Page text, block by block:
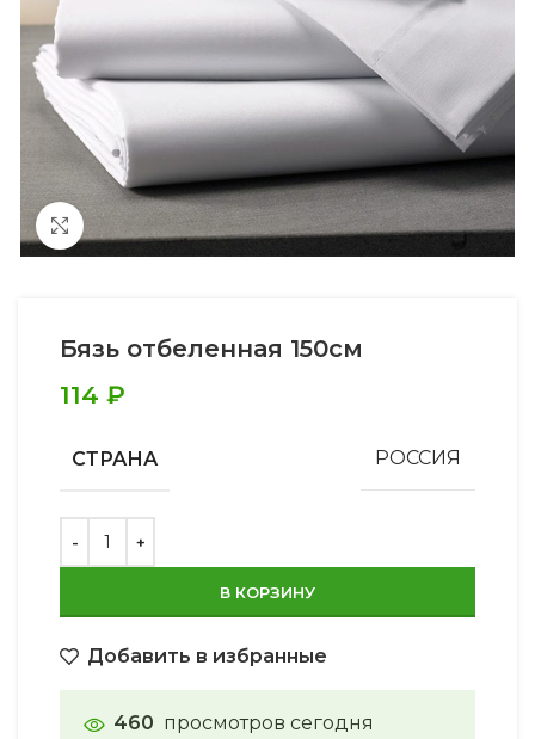
Увеличить
Бязь отбеленная 150см
114 ₽
СТРАНА РОССИЯ
В КОРЗИНУ
Добавить в избранные
460 просмотров сегодня